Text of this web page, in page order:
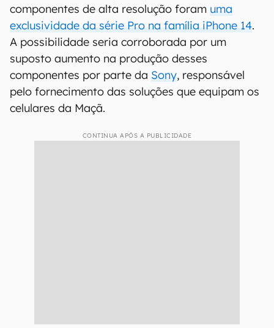
componentes de alta resolução foram uma
exclusividade da série Pro na família iPhone 14.
A possibilidade seria corroborada por um
suposto aumento na produção desses
componentes por parte da Sony, responsável
pelo fornecimento das soluções que equipam os
celulares da Maçã.
CONTINUA APÓS A PUBLICIDADE